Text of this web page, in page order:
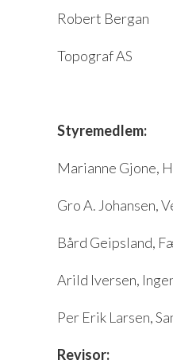
Robert Bergan
Topograf AS
Styremedlem:
Marianne Gjone,
Gro A. Johansen,
Bård Geipsland,
Arild Iversen,
Per Erik Larsen,
Revisor: